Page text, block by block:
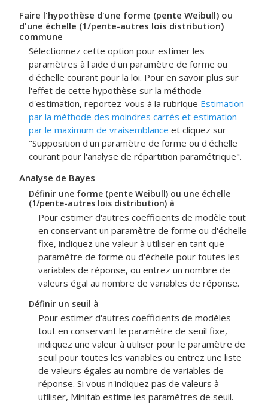
Faire l'hypothèse d'une forme (pente Weibull) ou
d'une échelle (1/pente-autres lois distribution)
commune
Sélectionnez cette option pour estimer les
paramètres à l'aide d'un paramètre de forme ou
d'échelle courant pour la loi. Pour en savoir plus sur
l'effet de cette hypothèse sur la méthode
d'estimation, reportez-vous à la rubrique Estimation
par la méthode des moindres carrés et estimation
par le maximum de vraisemblance et cliquez sur
"Supposition d'un paramètre de forme ou d'échelle
courant pour l'analyse de répartition paramétrique".
Analyse de Bayes
Définir une forme (pente Weibull) ou une échelle
(1/pente-autres lois distribution) à
Pour estimer d'autres coefficients de modèle tout
en conservant un paramètre de forme ou d'échelle
fixe, indiquez une valeur à utiliser en tant que
paramètre de forme ou d'échelle pour toutes les
variables de réponse, ou entrez un nombre de
valeurs égal au nombre de variables de réponse.
Définir un seuil à
Pour estimer d'autres coefficients de modèles
tout en conservant le paramètre de seuil fixe,
indiquez une valeur à utiliser pour le paramètre de
seuil pour toutes les variables ou entrez une liste
de valeurs égales au nombre de variables de
réponse. Si vous n'indiquez pas de valeurs à
utiliser, Minitab estime les paramètres de seuil.